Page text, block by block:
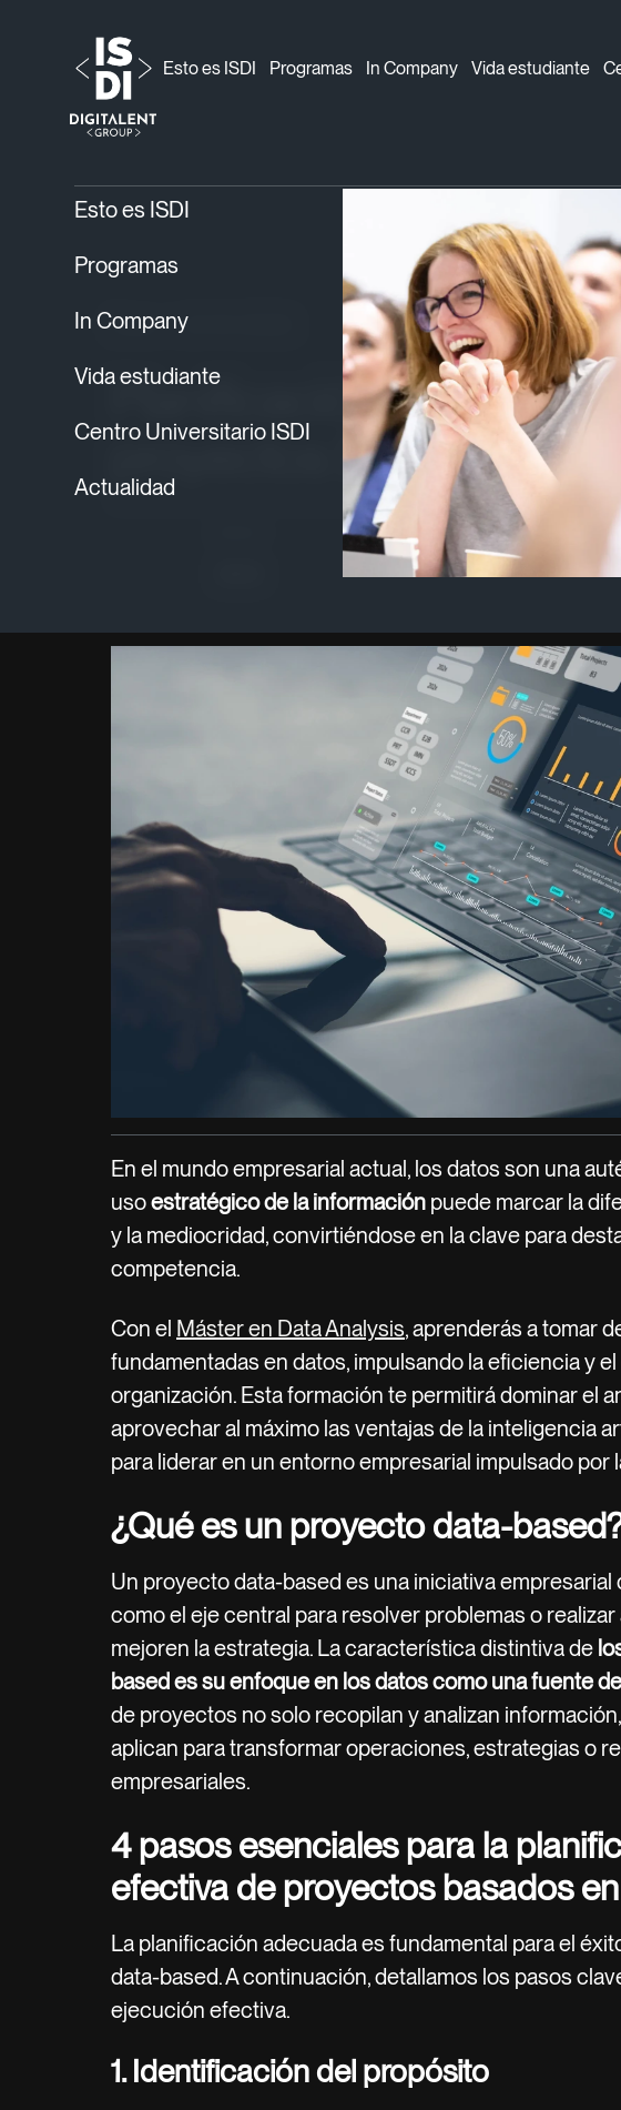
Esto es ISDI Programas In Company Vida estudiante
ISDI › Planificación y ejecución de proyectos
Esto es ISDI
Programas
In Company
Vida estudiante
Centro Universitario ISDI
Actualidad
Data 21/01/2025
Planificación y ejecución
proyectos Data-Based
En el mundo empresarial actual, los datos son una
usoestratégico de la información puede marcar la
y la mediocridad, convirtiéndose en la clave para
competencia.
Con el Máster en Data Analysis, aprenderás a tomar
fundamentadas en datos, impulsando la eficiencia y
organización. Esta formación te permitirá dominar el
aprovechar al máximo las ventajas de la inteligencia
para liderar en un entorno empresarial impulsado por
¿Qué es un proyecto data-
Un proyecto data-based es una iniciativa empresarial
como el eje central para resolver problemas o
mejoren la estrategia. La característica distintiva de
based es su enfoque en los datos como una fuente
de proyectos no solo recopilan y analizan
aplican para transformar operaciones, estrategias o
empresariales.
4 pasos esenciales para la
efectiva de proyectos basados
La planificación adecuada es fundamental para el
data-based. A continuación, detallamos los pasos
ejecución efectiva.
1. Identificación del propósito